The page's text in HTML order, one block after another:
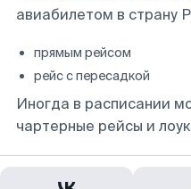
авиабилетом в страну
прямым рейсом
рейс с пересадкой
Иногда в расписании
чартерные рейсы и